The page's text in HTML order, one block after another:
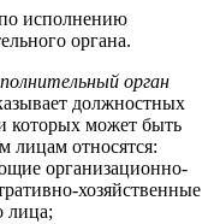
исполнению
органа.
орган
должностных
которых может быть
лицам относятся:
организационно-
хозяйственные
лица;